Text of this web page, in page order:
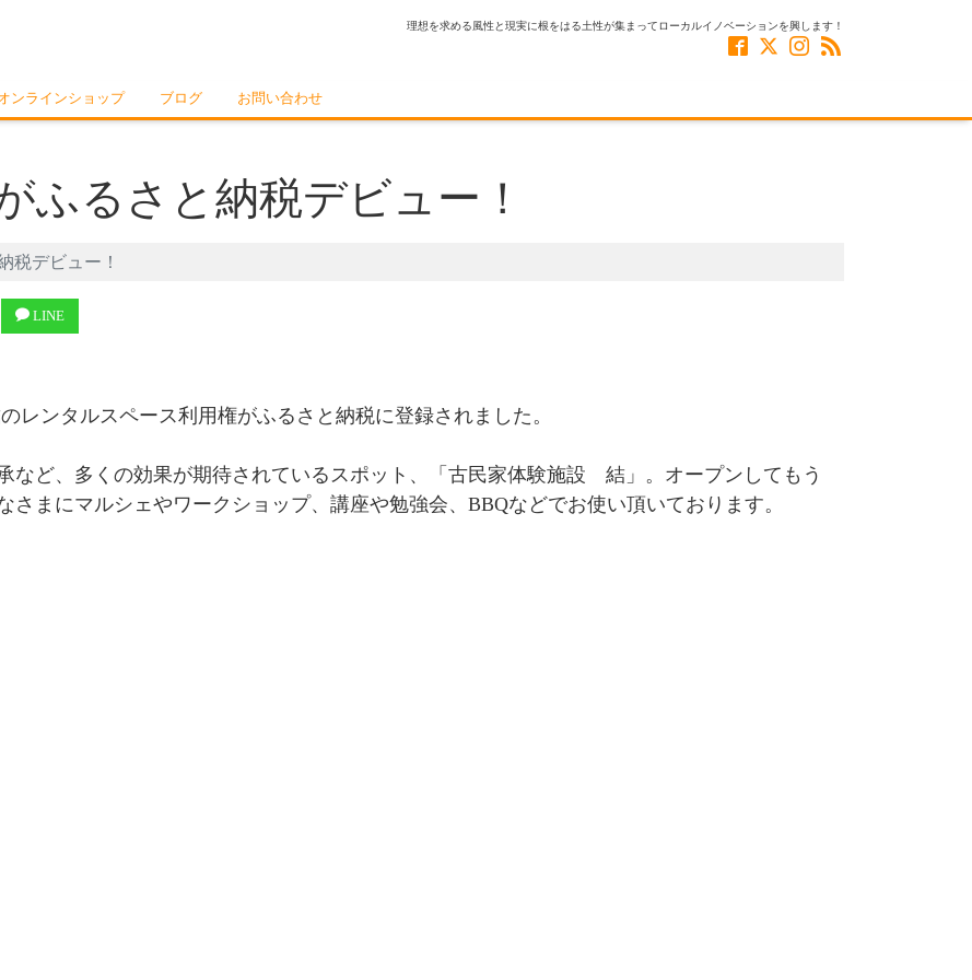
理想を求める風性と現実に根をはる土性が集まってローカルイノベーションを興します！
ンラインショップ ブログ お問い合わせ
ふるさと納税デビュー！
税デビュー！
LINE
レンタルスペース利用権がふるさと納税に登録されました。
など、多くの効果が期待されているスポット、「古民家体験施設 結」。オープンしてもう
まにマルシェやワークショップ、講座や勉強会、BBQなどでお使い頂いております。